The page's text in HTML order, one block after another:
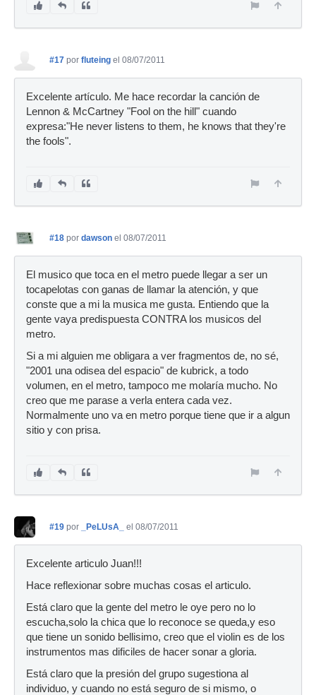
#17 por fluteing el 08/07/2011
Excelente artículo. Me hace recordar la canción de
Lennon & McCartney "Fool on the hill" cuando
expresa:"He never listens to them, he knows that they're
the fools".
#18 por dawson el 08/07/2011
El musico que toca en el metro puede llegar a ser un
tocapelotas con ganas de llamar la atención, y que
conste que a mi la musica me gusta. Entiendo que la
gente vaya predispuesta CONTRA los musicos del
metro.
Si a mi alguien me obligara a ver fragmentos de, no sé,
"2001 una odisea del espacio" de kubrick, a todo
volumen, en el metro, tampoco me molaría mucho. No
creo que me parase a verla entera cada vez.
Normalmente uno va en metro porque tiene que ir a algun
sitio y con prisa.
#19 por _PeLUsA_ el 08/07/2011
Excelente articulo Juan!!!
Hace reflexionar sobre muchas cosas el articulo.
Está claro que la gente del metro le oye pero no lo
escucha,solo la chica que lo reconoce se queda,y eso
que tiene un sonido bellisimo, creo que el violin es de los
instrumentos mas dificiles de hacer sonar a gloria.
Está claro que la presión del grupo sugestiona al
individuo, y cuando no está seguro de si mismo, o